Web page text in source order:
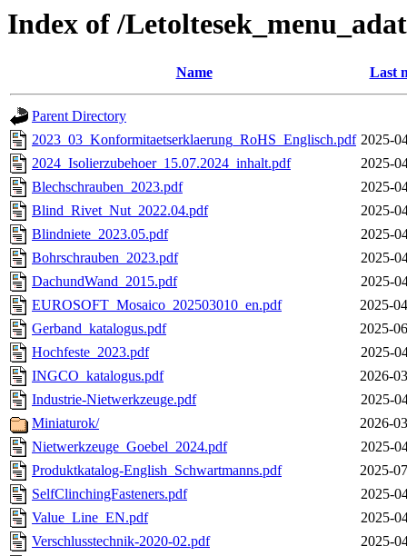
Index of /
Name Last
Parent Directory
2023_03_Konformitaetserklaerung_RoHS_Englisch.pdf 2025-
2024_Isolierzubehoer_15.07.2024_inhalt.pdf
2025-
Blechschrauben_2023.pdf
2025-
Blind_Rivet_Nut_2022.04.pdf
2025-
Blindniete_2023.05.pdf
2025-
Bohrschrauben_2023.pdf
2025-
DachundWand_2015.pdf
2025-
EUROSOFT_Mosaico_202503010_en.pdf
2025-
Gerband_katalogus.pdf
2025-
Hochfeste_2023.pdf
2025-
INGCO_katalogus.pdf
2026-
Industrie-Nietwerkzeuge.pdf
2025-
Miniaturok/
2026-
Nietwerkzeuge_Goebel_2024.pdf
2025-
Produktkatalog-English_Schwartmanns.pdf
2025-
SelfClinchingFasteners.pdf
2025-
Value_Line_EN.pdf
2025-
Verschlusstechnik-2020-02.pdf
2025-